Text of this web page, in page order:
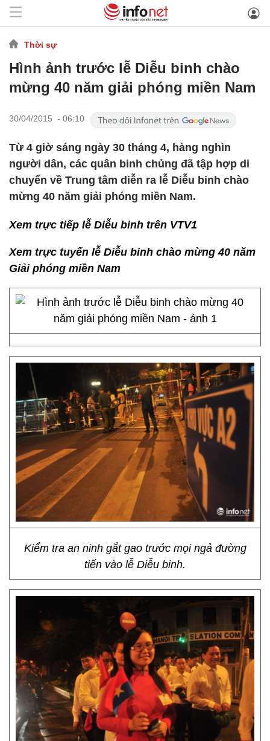
Thời sự
Hình ảnh trước lễ Diễu binh chào
mừng 40 năm giải phóng miền Nam
30/04/2015 - 06:10
Từ 4 giờ sáng ngày 30 tháng 4, hàng nghìn
người dân, các quân binh chủng đã tập hợp di
chuyển về Trung tâm diễn ra lễ Diễu binh chào
mừng 40 năm giải phóng miền Nam.
Xem trực tiếp lễ Diễu binh trên VTV1
Xem trực tuyến lễ Diễu binh chào mừng 40 năm
Giải phóng miền Nam
Kiểm tra an ninh gắt gao trước mọi ngả đường
tiến vào lễ Diễu binh.